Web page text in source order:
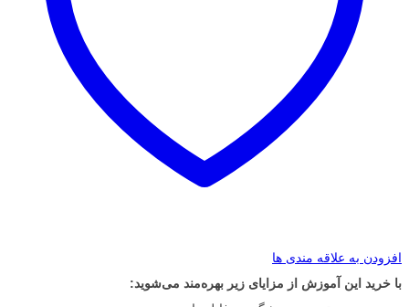
افزودن به علاقه مندی ها
با خرید این آموزش از مزایای زیر بهره‌مند می‌شوید: